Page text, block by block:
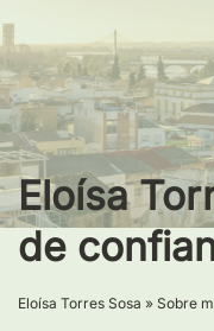
Eloísa
de
Eloísa Torres Sosa » Sobre